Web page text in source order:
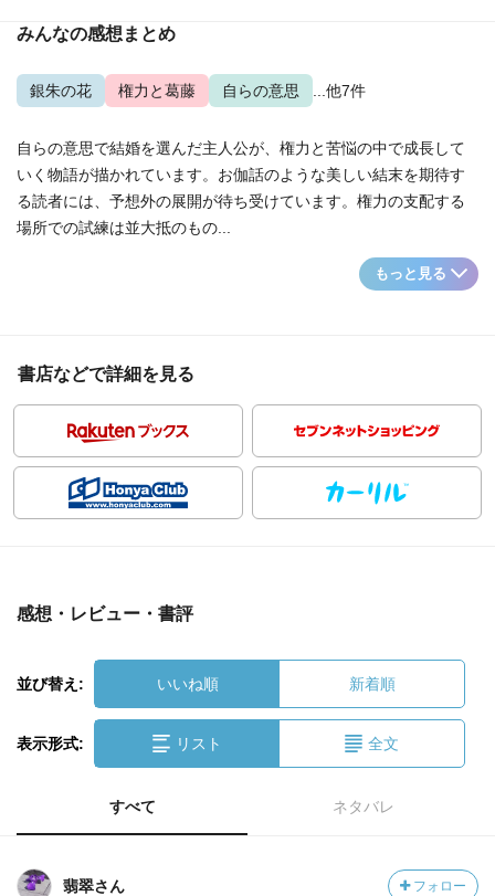
みんなの感想まとめ
銀朱の花 権力と葛藤 自らの意思 ...他7件
自らの意思で結婚を選んだ主人公が、権力と苦悩の中で成長して
いく物語が描かれています。お伽話のような美しい結末を期待す
る読者には、予想外の展開が待ち受けています。権力の支配する
場所での試練は並大抵のもの...
もっと見る
書店などで詳細を見る
感想・レビュー・書評
並び替え: いいね順 新着順
表示形式: リスト 全文
すべて ネタバレ
翡翠さん フォロー